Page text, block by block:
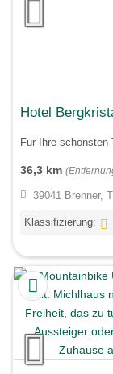
Hotel
Für Ihre schönsten
36,3 km
39041 Brenner,
Klassifizierung: